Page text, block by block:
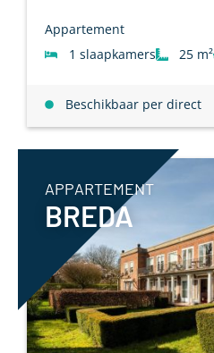
Appartement
1 slaapkamers
25 m²
Beschikbaar per direct
APPARTEMENT
BREDA